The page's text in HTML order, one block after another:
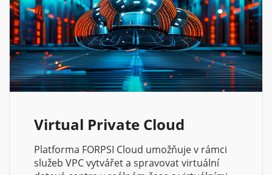
Virtual Private Cloud
Platforma FORPSI Cloud umožňuje v rámci
služeb VPC vytvářet a spravovat virtuální